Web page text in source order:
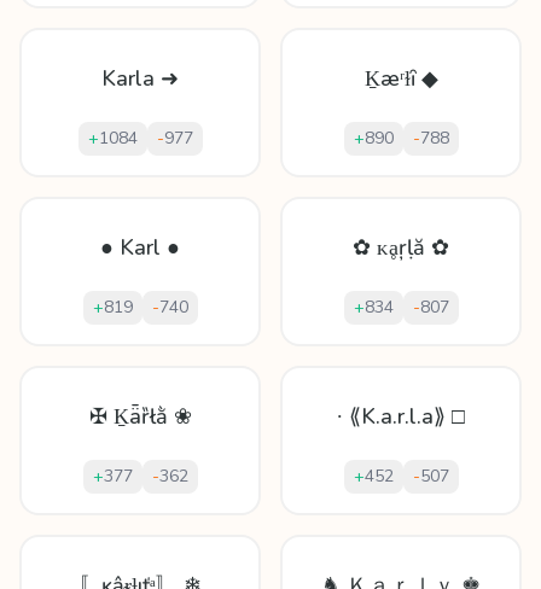
Karla ➜
+1084 -977
Ḵæʳɫȋ ◆
+890 -788
● Karl ●
+819 -740
✿ ᴋḁŗḷă ✿
+834 -807
✠ Ḵǟȑłằ ❀
+377 -362
∙ ⟪K.a.r.l.a⟫ □
+452 -507